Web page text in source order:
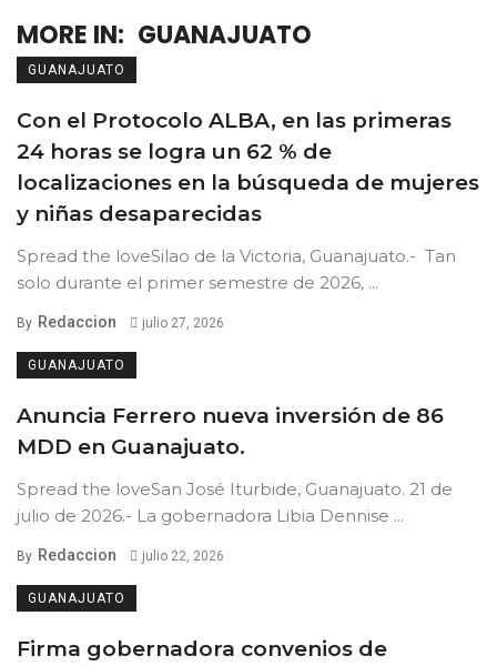
MORE IN: GUANAJUATO
GUANAJUATO
Con el Protocolo ALBA, en las primeras
24 horas se logra un 62 % de
localizaciones en la búsqueda de mujeres
y niñas desaparecidas
Spread the loveSilao de la Victoria, Guanajuato.- Tan
solo durante el primer semestre de 2026, ...
By Redaccion julio 27, 2026
GUANAJUATO
Anuncia Ferrero nueva inversión de 86
MDD en Guanajuato.
Spread the loveSan José Iturbide, Guanajuato. 21 de
julio de 2026.- La gobernadora Libia Dennise ...
By Redaccion julio 22, 2026
GUANAJUATO
Firma gobernadora convenios de